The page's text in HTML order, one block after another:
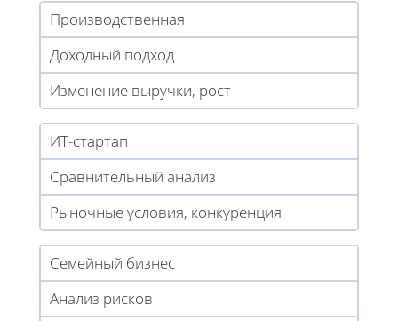
Производственная
Доходный подход
Изменение выручки, рост
ИТ-стартап
Сравнительный анализ
Рыночные условия, конкуренция
Семейный бизнес
Анализ рисков